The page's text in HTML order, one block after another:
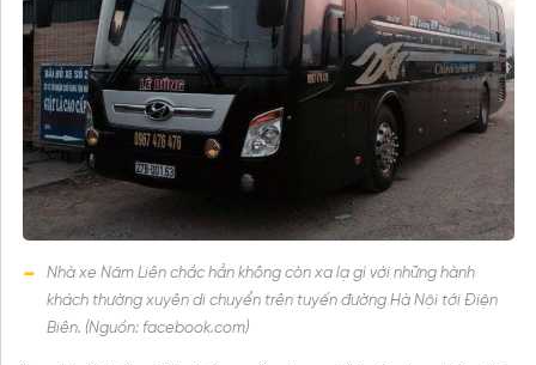
Nhà xe Năm Liên chắc hẳn không còn xa lạ gì với những hành
khách thường xuyên di chuyển trên tuyến đường Hà Nội tới Điện
Biên. (Nguồn: facebook.com)